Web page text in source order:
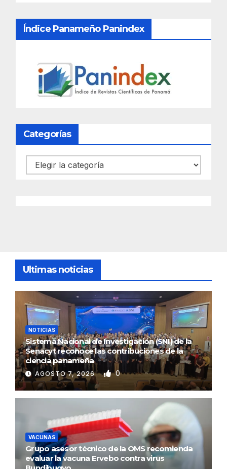
Índice Panameño Panindex
Categorías
Categorías
Ultimas noticias
NOTICIAS
Sistema Nacional de Investigación (SNI) de la
Senacyt reconoce las contribuciones de la
ciencia panameña
AGOSTO 7, 2026 0
VACUNAS
Grupo asesor técnico de la OMS recomienda
evaluar la vacuna Ervebo contra virus